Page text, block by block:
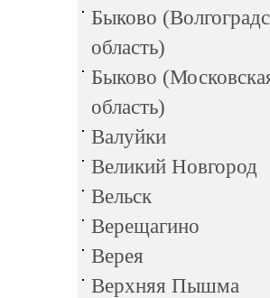
Быково
область)
Быково
область)
Валуйки
Великий Новгород
Вельск
Верещагино
Верея
Верхняя Пышма